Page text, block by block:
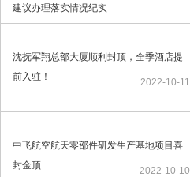
建议办理落实情况纪实
沈抚军翔总部大厦顺利封顶，全季酒店提
前入驻！
2022-10-11
中飞航空航天零部件研发生产基地项目喜
封金顶
2022-10-10